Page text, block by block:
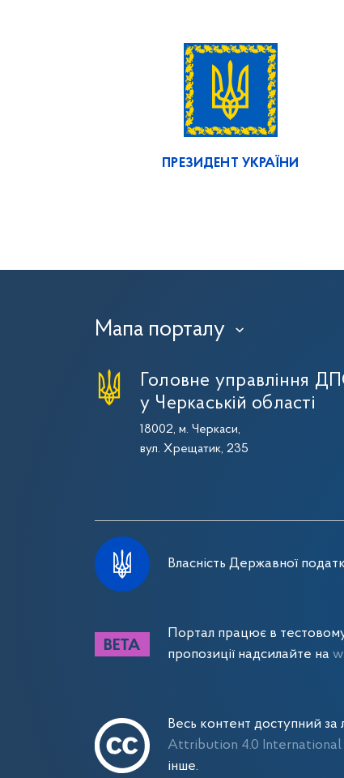
ПРЕЗИДЕНТ УКРАЇНИ
Мапа порталу ›
Головне управління
у Черкаській області
18002, м. Черкаси,
вул. Хрещатик, 235
Власність Державної
Портал працює в
пропозиції надсилайте на
Весь контент доступний за
Attribution 4.0 International
інше.